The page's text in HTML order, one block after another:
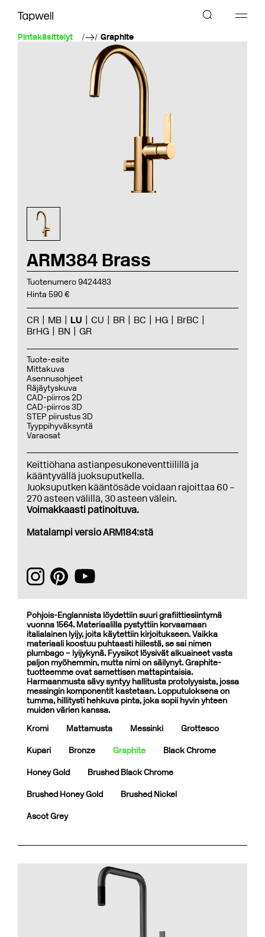
Pintakäsittelyt Graphite
ARM384 Brass
Tuotenumero 9424483
Hinta 590 €
CR MB LU CU BR BC HG
BrBC
BrHG
BN GR
Tuote-esite
Mittakuva
Asennusohjeet
Räjäytyskuva
CAD-piirros 2D
CAD-piirros 3D
STEP piirustus 3D
Tyyppihyväksyntä
Varaosat
Keittiöhana astianpesukoneventtiilillä ja
kääntyvällä juoksuputkella.
Juoksuputken kääntösäde voidaan rajoittaa 60 –
270 asteen välillä, 30 asteen välein.
Voimakkaasti patinoituva.
Matalampi versio ARM184:stä
Pohjois-Englannista löydettiin suuri grafiittiesiintymä
vuonna 1564. Materiaalilla pystyttiin korvaamaan
italialainen lyijy, joita käytettiin kirjoitukseen. Vaikka
materiaali koostuu puhtaasti hiilestä, se sai nimen
plumbago – lyijykynä. Fyysikot löysivät alkuaineet vasta
paljon myöhemmin, mutta nimi on säilynyt. Graphite-
tuotteemme ovat samettisen mattapintaisia.
Harmaanmusta sävy syntyy hallitusta protolyysista, jossa
messingin komponentit kastetaan. Lopputuloksena on
tumma, hillitysti hehkuva pinta, joka sopii hyvin yhteen
muiden värien kanssa.
Kromi
Mattamusta Messinki Grottesco
Kupari Bronze Graphite Black Chrome
Honey Gold Brushed Black Chrome
Brushed Honey Gold Brushed Nickel
Ascot Grey